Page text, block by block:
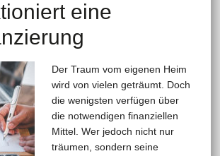
eine
Der Traum vom eigenen Heim
wird von vielen geträumt. Doch
die wenigsten verfügen über
die notwendigen finanziellen
Mittel. Wer jedoch nicht nur
träumen, sondern seine